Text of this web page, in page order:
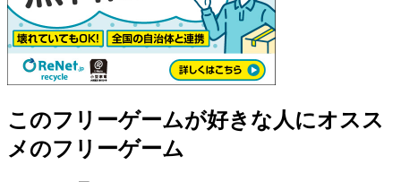
このフリーゲームが好きな人にオスス
メのフリーゲーム